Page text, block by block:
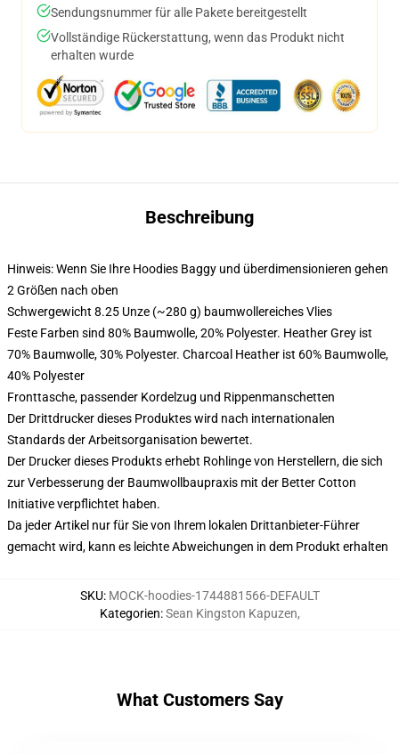
Sendungsnummer für alle Pakete bereitgestellt
Vollständige Rückerstattung, wenn das Produkt nicht
erhalten wurde
Beschreibung
Hinweis: Wenn Sie Ihre Hoodies Baggy und überdimensionieren gehen
2 Größen nach oben
Schwergewicht 8.25 Unze (~280 g) baumwollereiches Vlies
Feste Farben sind 80% Baumwolle, 20% Polyester. Heather Grey ist
70% Baumwolle, 30% Polyester. Charcoal Heather ist 60% Baumwolle,
40% Polyester
Fronttasche, passender Kordelzug und Rippenmanschetten
Der Drittdrucker dieses Produktes wird nach internationalen
Standards der Arbeitsorganisation bewertet.
Der Drucker dieses Produkts erhebt Rohlinge von Herstellern, die sich
zur Verbesserung der Baumwollbaupraxis mit der Better Cotton
Initiative verpflichtet haben.
Da jeder Artikel nur für Sie von Ihrem lokalen Drittanbieter-Führer
gemacht wird, kann es leichte Abweichungen in dem Produkt erhalten
SKU: MOCK-hoodies-1744881566-DEFAULT
Kategorien:Sean Kingston Kapuzen,
What Customers Say